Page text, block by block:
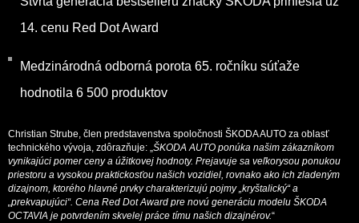
14. cenu Red Dot Award
Medzinárodná odborná porota 65. ročníku súťaže
hodnotila 6 500 produktov
Christian Strube, člen predstavenstva spoločnosti ŠKODA AUTO za oblasť
technického vývoja, zdôrazňuje: „ŠKODA AUTO ponúka našim zákazníkom
vynikajúci pomer ceny a úžitkovej hodnoty. Prejavuje sa veľkorysou ponukou
priestoru a vysokou praktickosťou našich vozidiel, rovnako ako ich zladeným
dizajnom, ktorého hlavné prvky charakterizujú pojmy „kryštalický“ a
„prekvapujúci“. Cena Red Dot Award pre novú generáciu modelu ŠKODA
OCTAVIA je potvrdením skvelej práce tímu našich dizajnérov.“